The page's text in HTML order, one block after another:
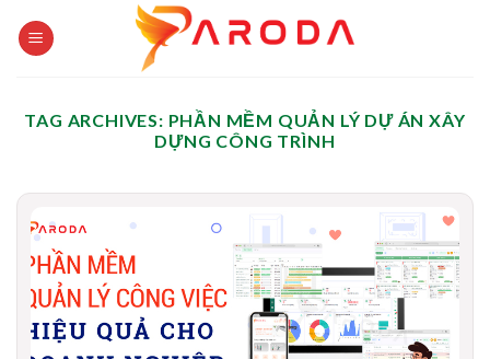
TAG ARCHIVES: PHẦN MỀM QUẢN LÝ DỰ ÁN XÂY
DỰNG CÔNG TRÌNH